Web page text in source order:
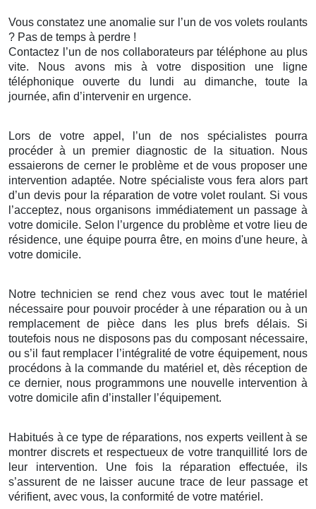
Vous constatez une anomalie sur l’un de vos volets roulants
? Pas de temps à perdre !
Contactez l’un de nos collaborateurs par téléphone au plus
vite. Nous avons mis à votre disposition une ligne
téléphonique ouverte du lundi au dimanche, toute la
journée, afin d’intervenir en urgence.
Lors de votre appel, l’un de nos spécialistes pourra
procéder à un premier diagnostic de la situation. Nous
essaierons de cerner le problème et de vous proposer une
intervention adaptée. Notre spécialiste vous fera alors part
d’un devis pour la réparation de votre volet roulant. Si vous
l’acceptez, nous organisons immédiatement un passage à
votre domicile. Selon l’urgence du problème et votre lieu de
résidence, une équipe pourra être, en moins d'une heure, à
votre domicile.
Notre technicien se rend chez vous avec tout le matériel
nécessaire pour pouvoir procéder à une réparation ou à un
remplacement de pièce dans les plus brefs délais. Si
toutefois nous ne disposons pas du composant nécessaire,
ou s’il faut remplacer l’intégralité de votre équipement, nous
procédons à la commande du matériel et, dès réception de
ce dernier, nous programmons une nouvelle intervention à
votre domicile afin d’installer l’équipement.
Habitués à ce type de réparations, nos experts veillent à se
montrer discrets et respectueux de votre tranquillité lors de
leur intervention. Une fois la réparation effectuée, ils
s’assurent de ne laisser aucune trace de leur passage et
vérifient, avec vous, la conformité de votre matériel.